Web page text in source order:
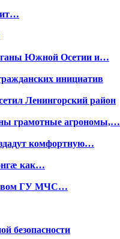
Южной Осетии и…
инициатив
Ленингорский район
грамотные агрономы,…
комфортную…
как…
ГУ МЧС…
безопасности